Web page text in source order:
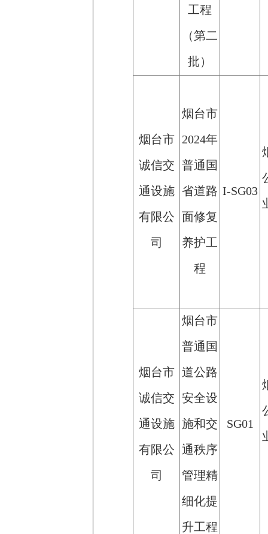
工程
（第二
批）
烟台市
诚信交
通设施
有限公
司
烟台市
2024年
普通国
省道路
面修复
养护工
程
I-SG03
烟台市
诚信交
通设施
有限公
司
烟台市
普通国
道公路
安全设
施和交
通秩序
管理精
细化提
升工程
SG01